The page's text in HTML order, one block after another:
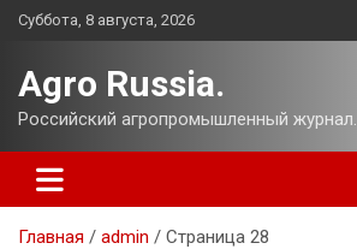
Перейти
Суббота, 8 августа, 2026
Agro Russia.
Российский агропромышленный журнал.
Главная admin Страница 28